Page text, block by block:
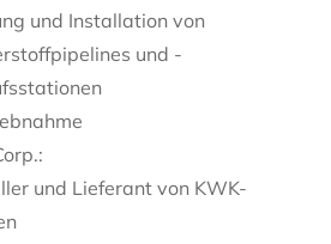
und Installation von
und -
und Lieferant von KWK-